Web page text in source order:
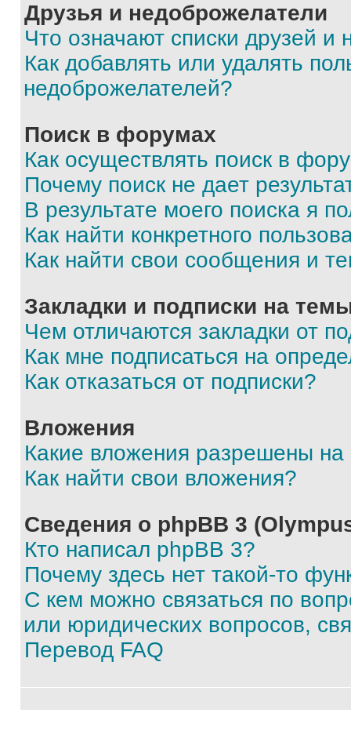
Друзья и недоброжелатели
Что означают списки друзей и
Как добавлять или удалять
недоброжелателей?
Поиск в форумах
Как осуществлять поиск в
Почему поиск не дает
В результате моего поиска я
Как найти конкретного
Как найти свои сообщения и
Закладки и подписки на
Чем отличаются закладки от
Как мне подписаться на
Как отказаться от подписки?
Вложения
Какие вложения разрешены
Как найти свои вложения?
Сведения о phpBB 3
Кто написал phpBB 3?
Почему здесь нет такой-то
С кем можно связаться по
или юридических вопросов,
Перевод FAQ